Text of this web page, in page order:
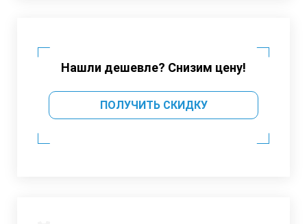
Нашли дешевле? Снизим цену!
ПОЛУЧИТЬ СКИДКУ